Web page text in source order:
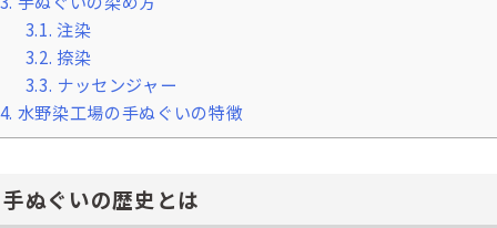
3.1. 注染
3.2. 捺染
3.3. ナッセンジャー
4. 水野染工場の手ぬぐいの特徴
手ぬぐいの歴史とは